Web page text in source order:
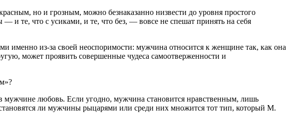
но и грозным, можно безнаказанно низвести до уровня простого
— и те, что с усиками, и те, что без, — вовсе не спешат принять на себя
именно из-за своей неоспоримости: мужчина относится к женщине так, как она
может проявить совершенные чудеса самоотверженности и
любовь. Если угодно, мужчина становится нравственным, лишь
ли мужчины рыцарями или среди них множится тот тип, который М.